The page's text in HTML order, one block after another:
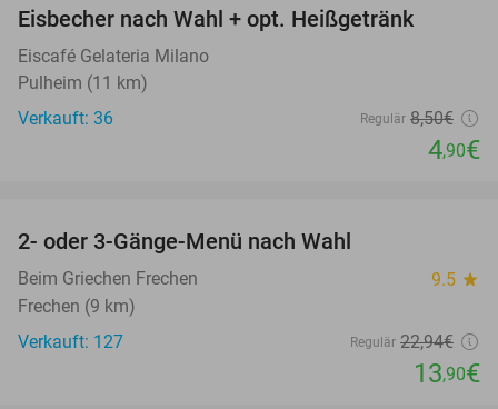
Eisbecher nach Wahl + opt. Heißgetränk
Eiscafé Gelateria Milano
Pulheim (11 km)
Verkauft: 36
Regulär 8,50€
4,90€
2- oder 3-Gänge-Menü nach Wahl
Beim Griechen Frechen 9.5 star
Frechen (9 km)
Verkauft: 127
Regulär 22,94€
13,90€